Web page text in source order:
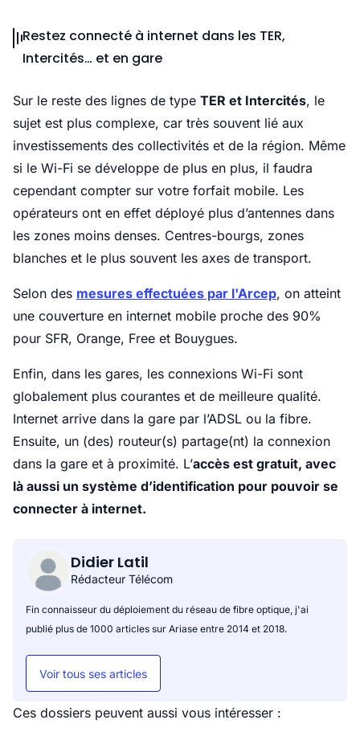
Restez connecté à internet dans les TER,
Intercités… et en gare
Sur le reste des lignes de type TER et Intercités, le
sujet est plus complexe, car très souvent lié aux
investissements des collectivités et de la région. Même
si le Wi-Fi se développe de plus en plus, il faudra
cependant compter sur votre forfait mobile. Les
opérateurs ont en effet déployé plus d’antennes dans
les zones moins denses. Centres-bourgs, zones
blanches et le plus souvent les axes de transport.
Selon des mesures effectuées par l'Arcep, on atteint
une couverture en internet mobile proche des 90%
pour SFR, Orange, Free et Bouygues.
Enfin, dans les gares, les connexions Wi-Fi sont
globalement plus courantes et de meilleure qualité.
Internet arrive dans la gare par l’ADSL ou la fibre.
Ensuite, un (des) routeur(s) partage(nt) la connexion
dans la gare et à proximité. L’accès est gratuit, avec
là aussi un système d’identification pour pouvoir se
connecter à internet.
Didier Latil
Rédacteur Télécom
Fin connaisseur du déploiement du réseau de fibre optique, j'ai
publié plus de 1000 articles sur Ariase entre 2014 et 2018.
Voir tous ses articles
Ces dossiers peuvent aussi vous intéresser :